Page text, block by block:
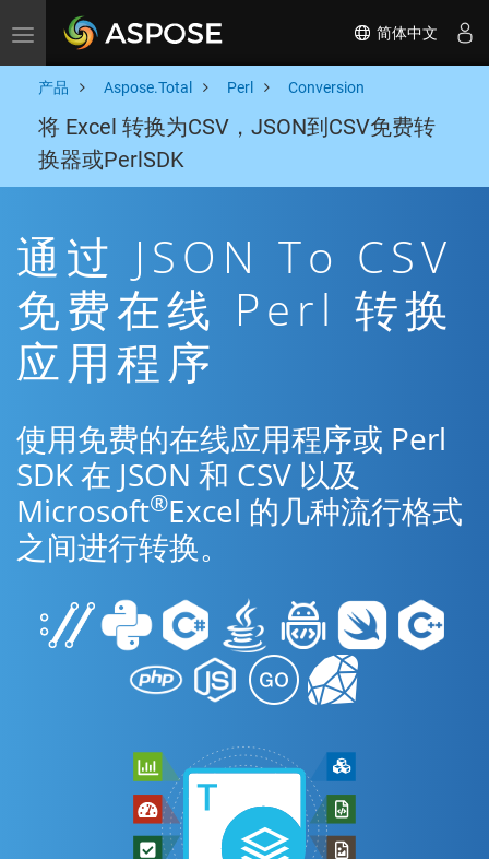
Toggle navigation 简体中文
产品 Aspose.Total Perl Conversion
将 Excel 转换为CSV，JSON到CSV免费转
换器或PerlSDK
通过 JSON To CSV
免费在线 Perl 转换
应用程序
使用免费的在线应用程序或 Perl
SDK 在 JSON 和 CSV 以及
Microsoft®Excel 的几种流行格式
之间进行转换。